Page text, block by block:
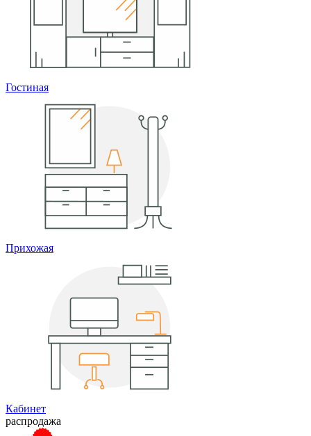
Гостиная
Прихожая
Кабинет
распродажа